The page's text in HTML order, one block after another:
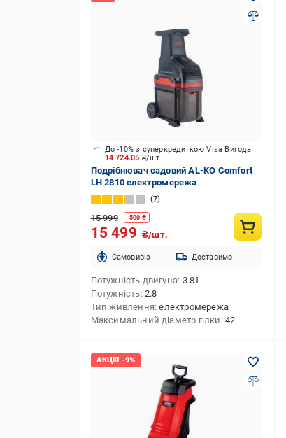
14 724.05 ₴/шт.
До -10% з суперкредиткою Visa Вигода
Подрібнювач садовий AL-KO Comfort
LH 2810 електромережа
7
15 999 -500 ₴
15 499 ₴/шт.
Cамовивіз Доставимо
Потужність двигуна 3.81
Потужність 2.8
Тип живлення електромережа
Максимальний діаметр гілки 42